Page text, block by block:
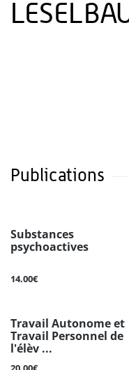
Publications
Substances
psychoactives
14.00€
Travail Autonome et
Travail Personnel de
l'élèv ...